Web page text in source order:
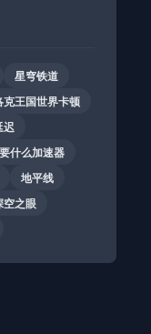
星穹铁道
克王国世界卡顿
迟
什么加速器
地平线
空之眼